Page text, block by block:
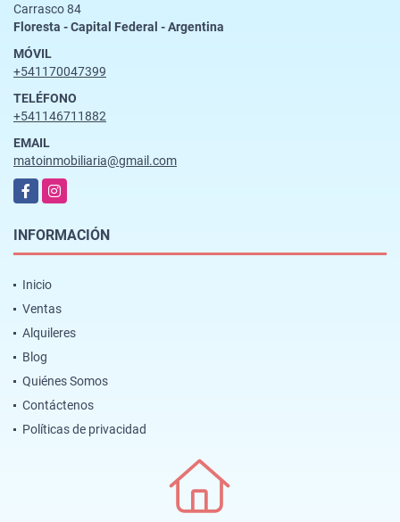
Carrasco 84
Floresta - Capital Federal - Argentina
MÓVIL
+541170047399
TELÉFONO
+541146711882
EMAIL
matoinmobiliaria@gmail.com
FacebookInstagram
INFORMACIÓN
Inicio
Ventas
Alquileres
Blog
Quiénes Somos
Contáctenos
Políticas de privacidad